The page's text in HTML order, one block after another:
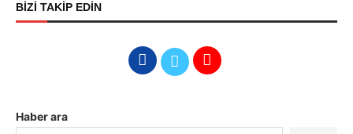
BİZİ TAKİP EDİN
Haber ara